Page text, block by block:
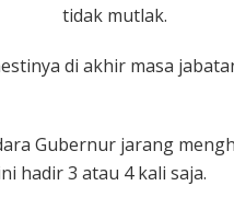
tidak mutlak.
di akhir masa
Gubernur jarang
hadir 3 atau 4 kali saja.